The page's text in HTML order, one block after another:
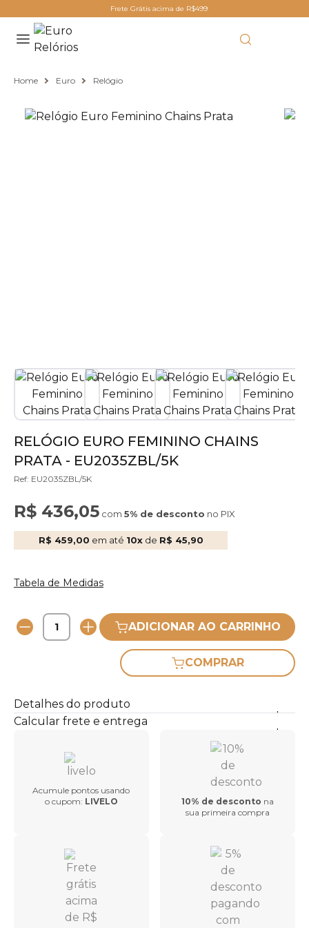
Frete Grátis acima de R$499
Home Euro Relógio
RELÓGIO EURO FEMININO CHAINS
PRATA - EU2035ZBL/5K
Ref: EU2035ZBL/5K
R$ 436,05 com 5% de desconto no PIX
R$ 459,00 em até 10xde R$ 45,90
Tabela de Medidas
ADICIONAR AO CARRINHO
COMPRAR
Detalhes do produto
Calcular frete e entrega
Acumule pontos usando
o cupom: LIVELO 10% de desconto na
sua primeira compra